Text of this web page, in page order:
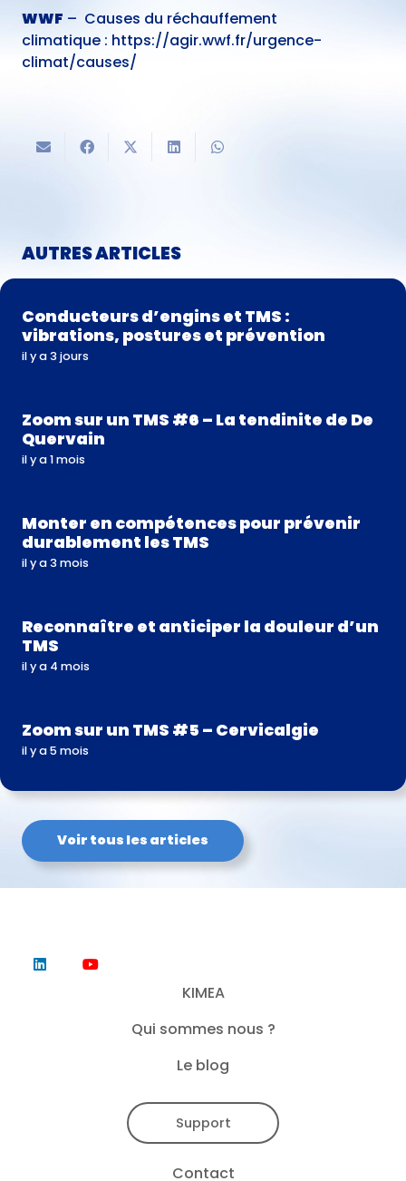
WWF – Causes du réchauffement
climatique : https://agir.wwf.fr/urgence-
climat/causes/
AUTRES ARTICLES
Conducteurs d’engins et TMS :
vibrations, postures et prévention
il y a 3 jours
Zoom sur un TMS #6 – La tendinite de De
Quervain
il y a 1 mois
Monter en compétences pour prévenir
durablement les TMS
il y a 3 mois
Reconnaître et anticiper la douleur d’un
TMS
il y a 4 mois
Zoom sur un TMS #5 – Cervicalgie
il y a 5 mois
Voir tous les articles
KIMEA
Qui sommes nous ?
Le blog
Support
Contact